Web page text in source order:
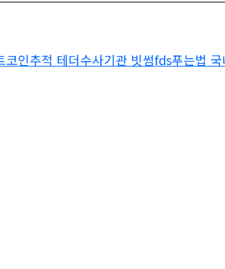
인추적 테더수사기관 빗썸fds푸는법 국